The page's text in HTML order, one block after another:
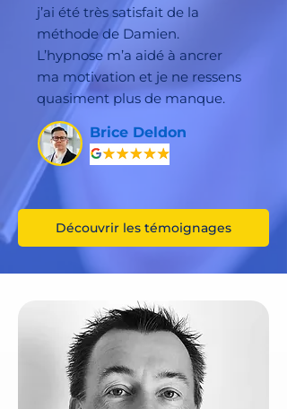
j’ai été très satisfait de la
méthode de Damien.
L’hypnose m’a aidé à ancrer
ma motivation et je ne ressens
quasiment plus de manque.
Brice Deldon
Découvrir les témoignages